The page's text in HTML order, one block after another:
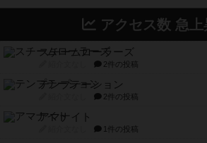
アクセス数 急上
スチームローラーズ
2件の投稿
テンプテーション
2件の投稿
アマナイト
1件の投稿